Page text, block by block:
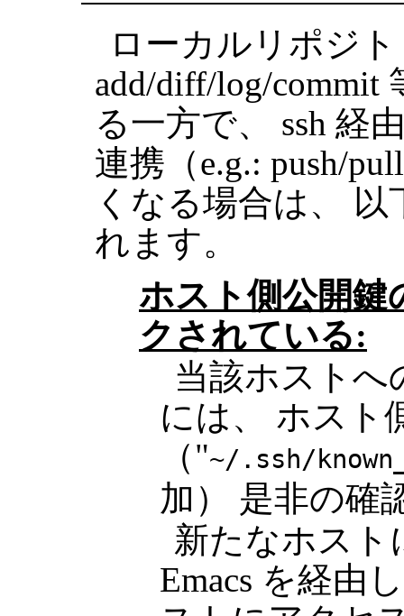
ローカルリポジ
add/diff/log/commit
る一方で、 ssh 経
連携（e.g.: push/
くなる場合は、
れます。
ホスト側公開鍵
クされている:
当該ホストへ
には、 ホスト
（"~/.ssh/
加） 是非の確
新たなホスト
Emacs を経由